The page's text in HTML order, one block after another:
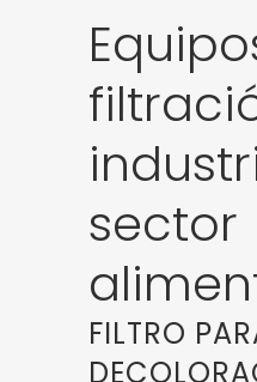
sector
FILTRO